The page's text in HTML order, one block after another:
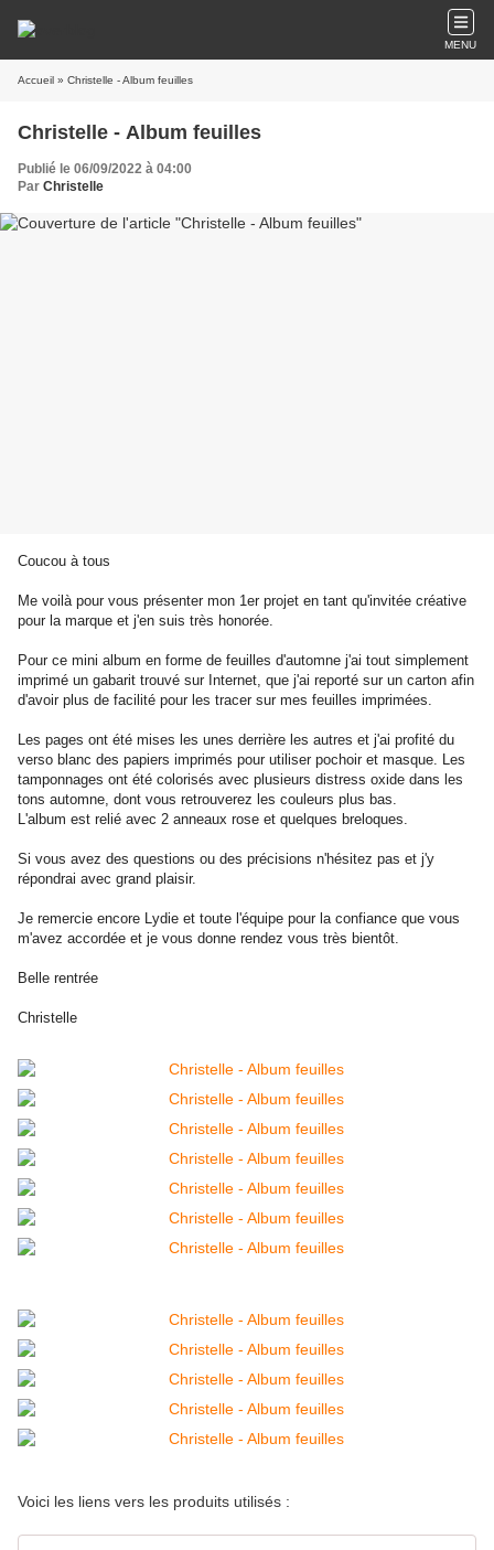
MENU
Accueil » Christelle - Album feuilles
Christelle - Album feuilles
Publié le 06/09/2022 à 04:00
Par Christelle
Coucou à tous
Me voilà pour vous présenter mon 1er projet en tant qu'invitée créative
pour la marque et j'en suis très honorée.
Pour ce mini album en forme de feuilles d'automne j'ai tout simplement
imprimé un gabarit trouvé sur Internet, que j'ai reporté sur un carton afin
d'avoir plus de facilité pour les tracer sur mes feuilles imprimées.
Les pages ont été mises les unes derrière les autres et j'ai profité du
verso blanc des papiers imprimés pour utiliser pochoir et masque. Les
tamponnages ont été colorisés avec plusieurs distress oxide dans les
tons automne, dont vous retrouverez les couleurs plus bas.
L'album est relié avec 2 anneaux rose et quelques breloques.
Si vous avez des questions ou des précisions n'hésitez pas et j'y
répondrai avec grand plaisir.
Je remercie encore Lydie et toute l'équipe pour la confiance que vous
m'avez accordée et je vous donne rendez vous très bientôt.
Belle rentrée
Christelle
Voici les liens vers les produits utilisés :